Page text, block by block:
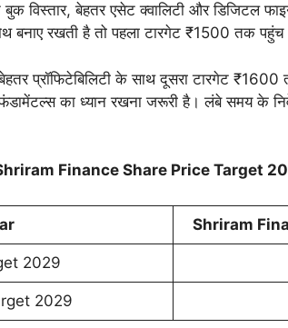
विस्तार, बेहतर एसेट क्वालिटी और डिजिटल
बनाए रखती है तो पहला टारगेट ₹1500 तक
प्रॉफिटेबिलिटी के साथ दूसरा टारगेट
का ध्यान रखना जरूरी है। लंबे समय के
Finance Share Price Target
Shriram
2029
2029